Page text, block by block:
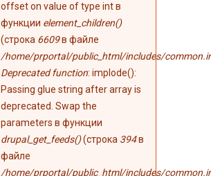
offset on value of type int в
функции element_children()
(строка 6609в файле
/home/prportal/public_html/includes/
Deprecated function: implode():
Passing glue string after array is
deprecated. Swap the
parameters в функции
drupal_get_feeds()(строка 394в
файле
/home/prportal/public_html/includes/